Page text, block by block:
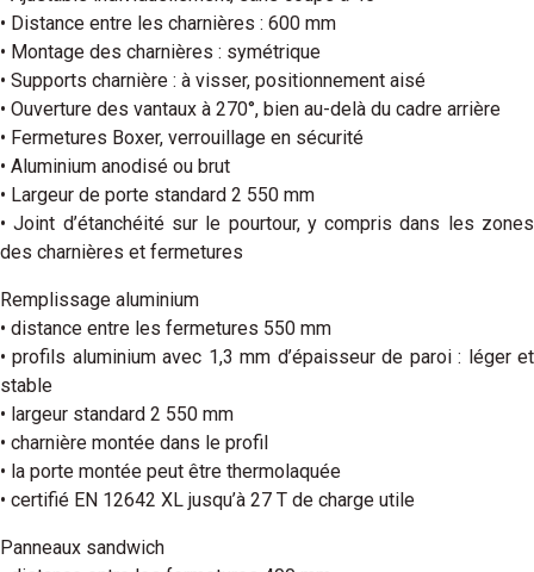
• Distance entre les charnières : 600 mm
• Montage des charnières : symétrique
• Supports charnière : à visser, positionnement aisé
• Ouverture des vantaux à 270°, bien au-delà du cadre arrière
• Fermetures Boxer, verrouillage en sécurité
• Aluminium anodisé ou brut
• Largeur de porte standard 2 550 mm
• Joint d’étanchéité sur le pourtour, y compris dans les zones
des charnières et fermetures
Remplissage aluminium
• distance entre les fermetures 550 mm
• profils aluminium avec 1,3 mm d’épaisseur de paroi : léger et
stable
• largeur standard 2 550 mm
• charnière montée dans le profil
• la porte montée peut être thermolaquée
• certifié EN 12642 XL jusqu’à 27 T de charge utile
Panneaux sandwich